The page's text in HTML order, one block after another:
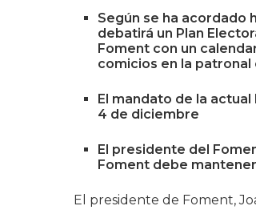
Según se ha acordado
debatirá un Plan
Foment con un
comicios en la patronal
El mandato de la
4 de diciembre
El presidente del
Foment debe
El presidente de Foment,